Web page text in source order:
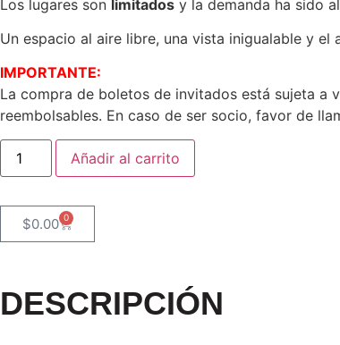
Los lugares son limitados y la demanda ha sido
Un espacio al aire libre, una vista inigualable y el
IMPORTANTE:
La compra de boletos de invitados está sujeta a
reembolsables. En caso de ser socio, favor de
Añadir al carrito
$0.00 0
DESCRIPCIÓN